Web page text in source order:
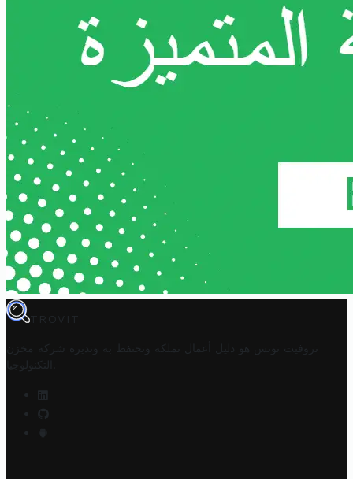
TROVIT
تروفيت تونس هو دليل أعمال تملكه وتحتفظ به وتديره
شركة مخزن
التكنولوجيا